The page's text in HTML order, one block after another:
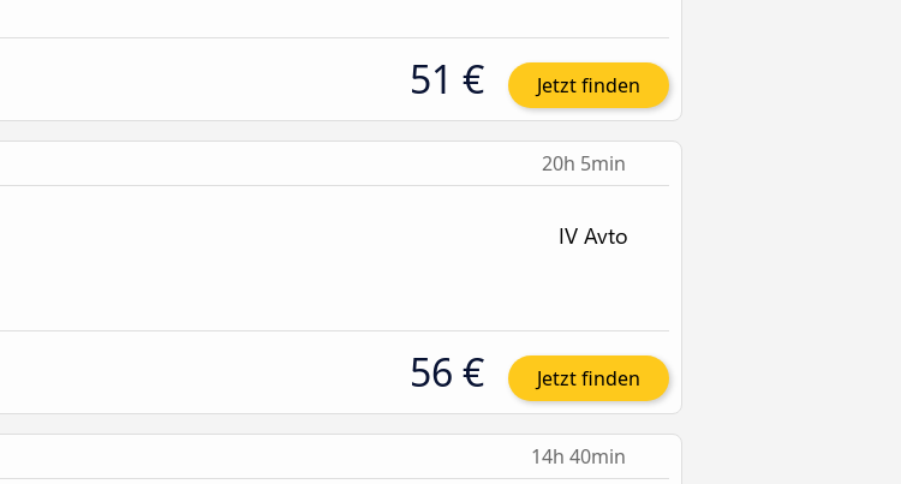
51 € Jetzt finden
20h 5min
56 € Jetzt finden
14h 40min